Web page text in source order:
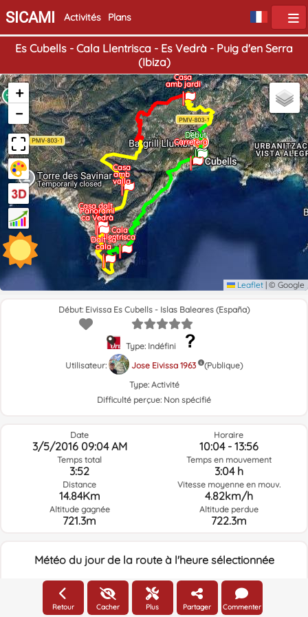
SICAMI Activités Plans
Es Cubells - Cala Llentrisca - Es Vedrà - Puig d'en Serra
(Ibiza)
Début
Fin
Carretera
Cala
llentrisca
Dalt sa
cala
Panoràmi
ca Vedrà
Casa dalt
Casa
amb
valla
Casa
amb jardi
+
−
Leaflet | © Google
Début: Eivissa Es Cubells - Islas Baleares (España)
Type: Indéfini
Utilisateur:
Jose Eivissa 1963
(Publique)
Type: Activité
Difficulté perçue: Non spécifié
Date
3/5/2016 09:04 AM
Temps total
3:52
Distance
14.84Km
Altitude gagnée
721.3m
Horaire
10:04 - 13:56
Temps en mouvement
3:04 h
Vitesse moyenne en mouv.
4.82km/h
Altitude perdue
722.3m
Météo du jour de la route à l'heure sélectionnée
09:00
Retour Cacher Plus Partager Commenter